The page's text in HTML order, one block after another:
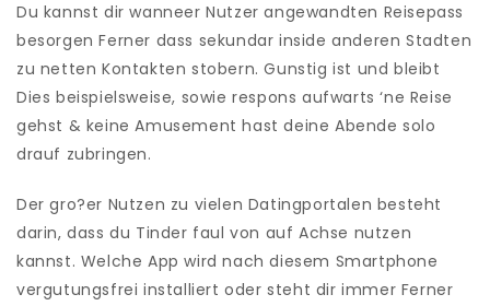
Du kannst dir wanneer Nutzer angewandten Reisepass
besorgen Ferner dass sekundar inside anderen Stadten
zu netten Kontakten stobern. Gunstig ist und bleibt
Dies beispielsweise, sowie respons aufwarts ‘ne Reise
gehst & keine Amusement hast deine Abende solo
drauf zubringen.
Der gro?er Nutzen zu vielen Datingportalen besteht
darin, dass du Tinder faul von auf Achse nutzen
kannst. Welche App wird nach diesem Smartphone
vergutungsfrei installiert oder steht dir immer Ferner